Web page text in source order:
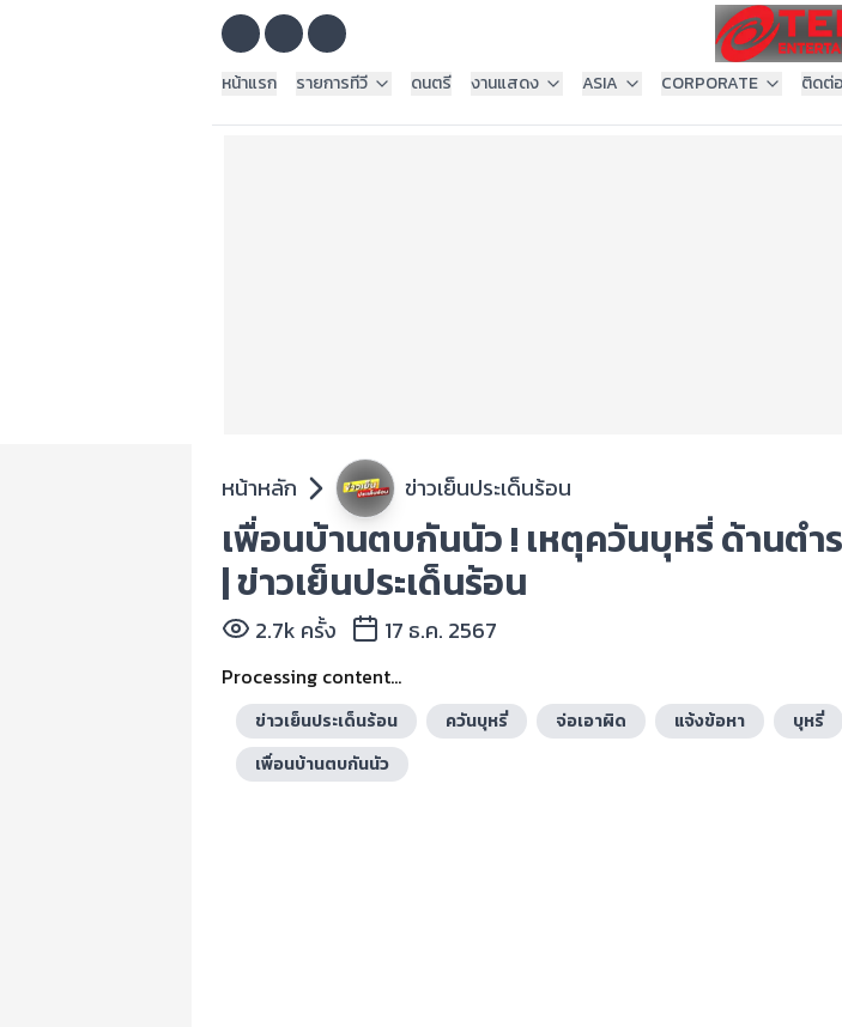
หน้าแรก
รายการทีวี ดนตรี งานแสดง ASIA CORPORATE ติดต่
หน้าหลัก ข่าวเย็นประเด็นร้อน
เพื่อนบ้านตบกันนัว ! เหตุควันบุหรี่ ด้านตำ
| ข่าวเย็นประเด็นร้อน
2.7k ครั้ง 17 ธ.ค. 2567
Processing content...
ข่าวเย็นประเด็นร้อน ควันบุหรี่ จ่อเอาผิด แจ้งข้อหา บุหรี่
เพื่อนบ้านตบกันนัว